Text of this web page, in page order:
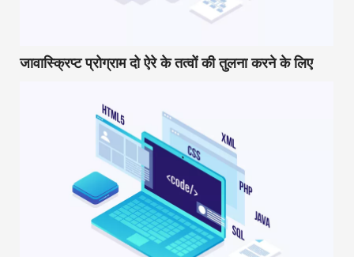
जावास्क्रिप्ट प्रोग्राम दो ऐरे के तत्वों की तुलना करने के लिए